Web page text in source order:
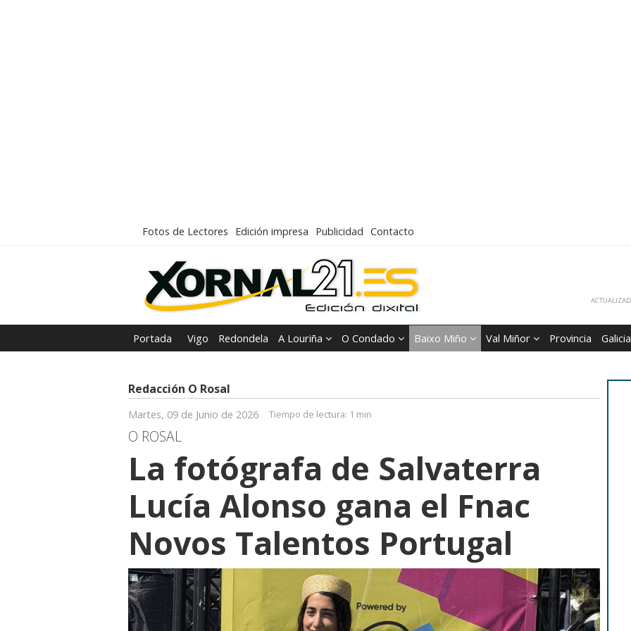
Fotos de Lectores Edición impresa Publicidad Contacto
Portada Vigo Redondela A Louriña O Condado Baixo Miño Val Miñor Provincia Galicia
Redacción O Rosal
Martes, 09 de Junio de 2026 Tiempo de lectura: 1 min
O ROSAL
La fotógrafa de Salvaterra
Lucía Alonso gana el Fnac
Novos Talentos Portugal